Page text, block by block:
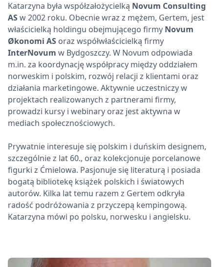
Katarzyna była współzałożycielką Novum Consulting
ASw 2002 roku. Obecnie wraz z mężem, Gertem, jest
właścicielką holdingu obejmującego firmy Novum
Økonomi AS oraz współwłaścicielką firmy
InterNovum w Bydgoszczy. W Novum odpowiada
m.in. za koordynację współpracy między oddziałem
norweskim i polskim, rozwój relacji z klientami oraz
działania marketingowe. Aktywnie uczestniczy w
projektach realizowanych z partnerami firmy,
prowadzi kursy i webinary oraz jest aktywna w
mediach społecznościowych.
Prywatnie interesuje się polskim i duńskim designem,
szczególnie z lat 60., oraz kolekcjonuje porcelanowe
figurki z Ćmielowa. Pasjonuje się literaturą i posiada
bogatą bibliotekę książek polskich i światowych
autorów. Kilka lat temu razem z Gertem odkryła
radość podróżowania z przyczepą kempingową.
Katarzyna mówi po polsku, norwesku i angielsku.